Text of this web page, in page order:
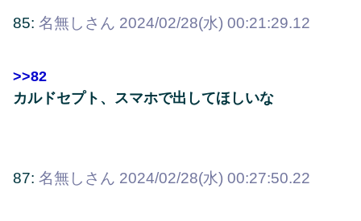
85: 名無しさん 2024/02/28(水) 00:21:29.12
>>82
カルドセプト、スマホで出してほしいな
87: 名無しさん 2024/02/28(水) 00:27:50.22